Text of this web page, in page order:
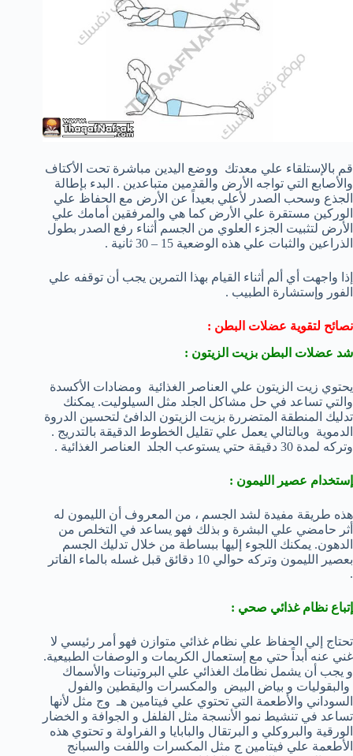
قم بالإستلقاء علي معدتك ووضع اليدين مباشرة تحت الأكتاف
والأصابع التي تواجه الأرض والقدمين متباعدين . البدء بإطالة
الجذع وسحب الصدر لأعلي بعيداً عن الأرض مع الحفاظ علي
الوركين مستقرة علي الأرض كما هي والمرفقين أمامك علي
الأرض لتثبيت الجزء العلوي من الجسم أثناء رفع الصدر بطول
الذراعين والثبات علي هذه الوضعية 15 – 30 ثانية .
إذا واجهت أي ألم أثناء القيام بهذا التمرين يجب أن توقفه علي
الفور وإستشارة الطبيب .
نصائح لتقوية عضلات البطن :
شد عضلات البطن بزيت الزيتون :
يحتوي زيت الزيتون علي العناصر الغذائية ومضادات الأكسدة
والتي تساعد في حل مشاكل الجلد مثل السيلوليت. يمكنك
تدليك المنطقة المتضررة بزيت الزيتون الدافئ لتحسين الدروة
الدموية وبالتالي يعمل علي تقليل الخطوط الدقيقة بالتدريج .
وتركه لمدة 30 دقيقة حتي يستوعب الجلد العناصر الغذائية .
إستخدام عصير الليمون :
هذه طريقة مفيدة لشد الجسم ، من المعروف أن الليمون له
أثر حامضي علي البشرة و بذلك فهو يساعد في التخلص من
الدهون. يمكنك اللجوء إليها ببساطة من خلال تدليك الجسم
بعصير الليمون وتركه حوالي 10 دقائق قبل غسله بالماء الفاتر
.
إتباع نظام غذائي صحي :
تحتاج إلي الحفاظ علي نظام غذائي متوازن فهو أمر رئيسي لا
غني عنه أبداً حتي مع إستعمال الكريمات و الوصفات الطبيعية.
و يجب أن يشمل نظامك الغذائي علي البروتينات والأسماك
والبقوليات و بياض البيض والمكسرات واليقطين والفول
السوداني والأطعمة التي تحتوي علي فيتامين هـ وج مثل لأنها
تساعد في تنشيط نمو الأنسجة مثل الفلفل و الجوافة و الخضار
الورقية والبروكلي و البرتقال والبابايا و الفراولة و تحتوي هذه
الأطعمة علي فيتامين ج مثل المكسرات واللفت والسبانج